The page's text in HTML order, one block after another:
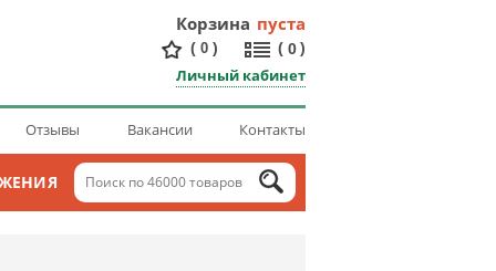
Корзина пуста
( 0 ) ( 0 )
Личный кабинет
Отзывы Вакансии Контакты